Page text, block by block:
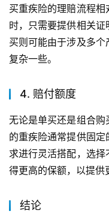
买重疾险的理赔流程
时，只需要提供相关
买则可能由于涉及多
复杂一些。
4. 赔付额度
无论是单买还是组合
的重疾险通常提供固
求进行灵活搭配，选
得更高的保额，以提供
结论